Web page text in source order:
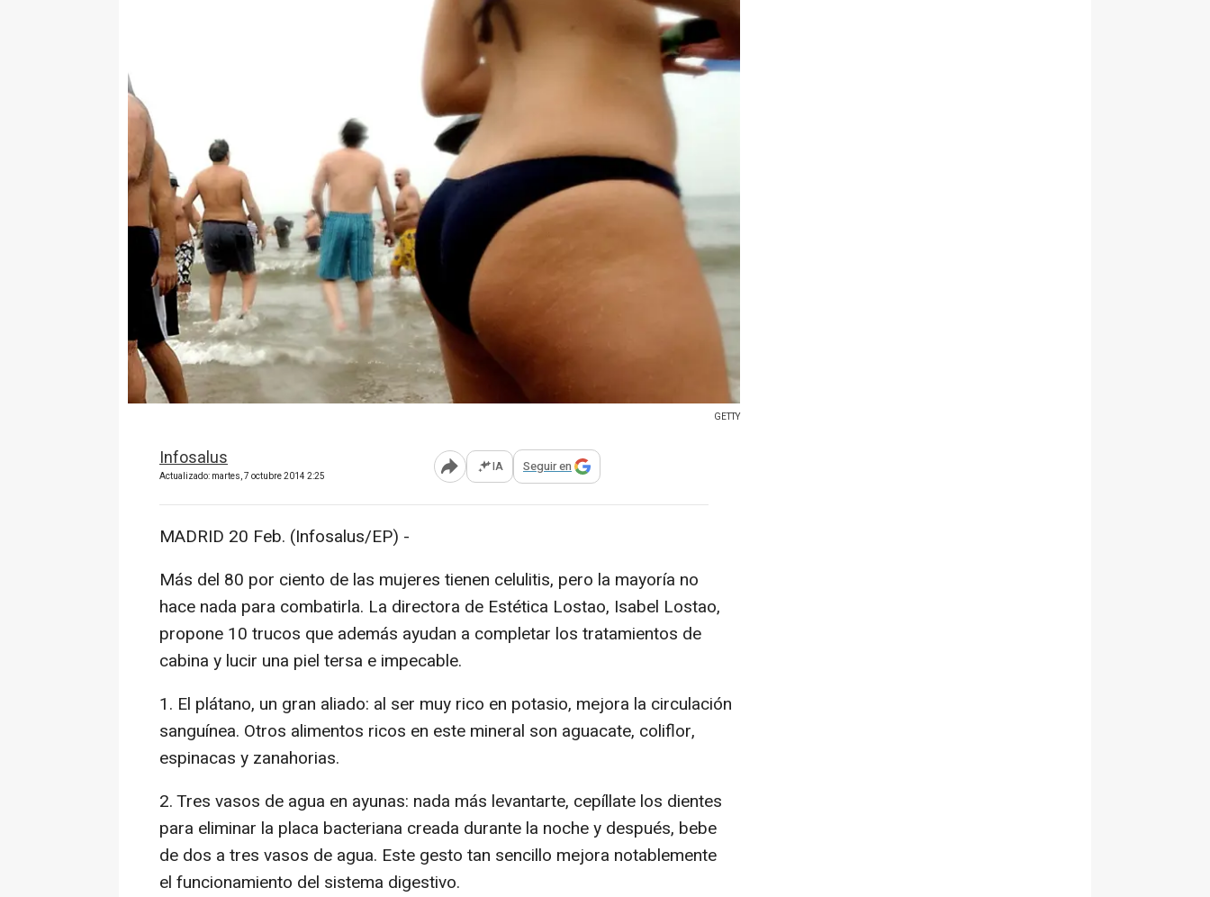
GETTY
Infosalus
Actualizado: martes, 7 octubre 2014 2:25 Abrir opciones para compartir
IA Seguir en
MADRID 20 Feb. (Infosalus/EP) -
Más del 80 por ciento de las mujeres tienen celulitis, pero la mayoría no
hace nada para combatirla. La directora de Estética Lostao, Isabel Lostao,
propone 10 trucos que además ayudan a completar los tratamientos de
cabina y lucir una piel tersa e impecable.
1. El plátano, un gran aliado: al ser muy rico en potasio, mejora la circulación
sanguínea. Otros alimentos ricos en este mineral son aguacate, coliflor,
espinacas y zanahorias.
2. Tres vasos de agua en ayunas: nada más levantarte, cepíllate los dientes
para eliminar la placa bacteriana creada durante la noche y después, bebe
de dos a tres vasos de agua. Este gesto tan sencillo mejora notablemente
el funcionamiento del sistema digestivo.